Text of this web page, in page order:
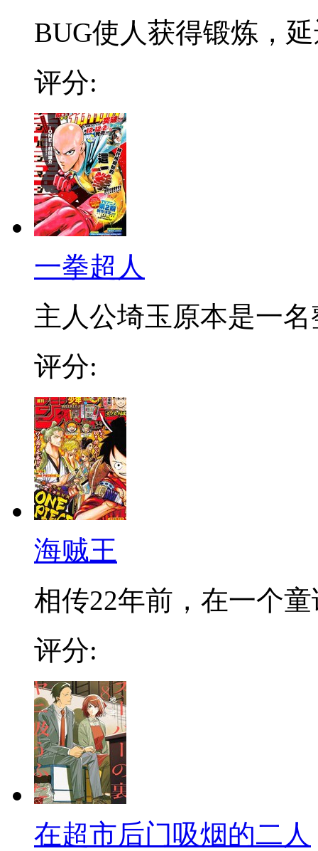
BUG使人获得锻炼，
评分:
一拳超人
主人公埼玉原本是一名
评分:
海贼王
相传22年前，在一个
评分:
在超市后门吸烟的二人